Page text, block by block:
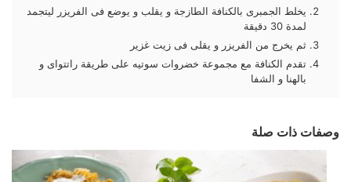
يخلط الجمبرى بالكنافة الطازجة و يقلب و يوضع فى الفريزر ليتجمد
لمدة 30 دقيقة
ثم يخرج من الفريزر و يقلى فى زيت غزير
تقدم الكنافة مع مجموعة خضروات سوتيه على طريقة راتتواى و
بالهنا و الشفا
وصفات ذات صلة